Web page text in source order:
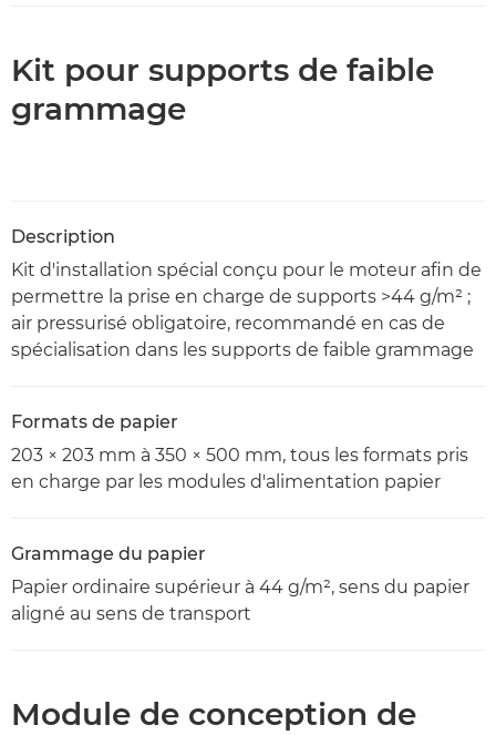
Kit pour supports de faible
grammage
Description
Kit d'installation spécial conçu pour le moteur afin de
permettre la prise en charge de supports >44 g/m² ;
air pressurisé obligatoire, recommandé en cas de
spécialisation dans les supports de faible grammage
Formats de papier
203 × 203 mm à 350 × 500 mm, tous les formats pris
en charge par les modules d'alimentation papier
Grammage du papier
Papier ordinaire supérieur à 44 g/m², sens du papier
aligné au sens de transport
Module de conception de